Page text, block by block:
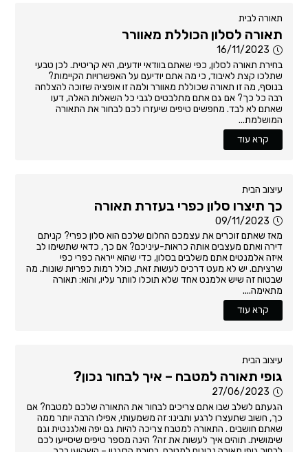
תאורה לבית
תאורה לסלון הכוללת מאוורר
16/11/2023
בחירת תאורה לסלון, כפי שאתם בוודאי יודעים, היא קריטית. לכן טבעי
שתלכו קצת לאיבוד, כי מה אתם יודיעם על האפשרויות הקיימות?
בנוסף, מה זו תאורה שכוללת מאוורר ולמה זו אופציה שזוכה להצלחה
רבה כל כך? אם גם אתם מתלבטים לגבי כל השאלות האלה, דעו
שאתם לא לבד. מחפשים טיפים שיעזרו לכם לבחור את התאורה
המושלמת...
קרא עוד
עיצוב הבית
כך תיצרו סלון כפרי בעזרת תאורה
09/11/2023
מאז שאתם זוכרים את עצמכם החלום שלכם הוא סלון כפרי? קניתם
דירה ואתם מעצבים אותה כראות-עיניכם? אם כך, כדאי שתשימו לב
איזה אלמנטים אתם משלבים בסלון, כדי שהוא ייראה כפרי כפי
שרציתם. יש לא מעט דרכים לעשות זאת, כולל רמות כפריות שונות. מה
שבטוח זה שיש אלמנט אחד שלא תוכלו לוותר עליו, והוא: תאורה
מתאימה....
קרא עוד
עיצוב הבית
גופי תאורה למטבח – איך לבחור נכון?
27/06/2023
הגעתם לשלב שבו אתם צריכים לבחור את התאורה שלכם למטבח? אם
כך, חשוב שתעצרו לרגע ותבינו: זה משמעותי, אפילו הרבה יותר ממה
שאתם חושבים . התאורה למטבח צריכה להיות גם יפה ואלגנטית וגם
שימושית. תוהים איך לעשות את זה? הינה מספר טיפים שיסייעו לכם